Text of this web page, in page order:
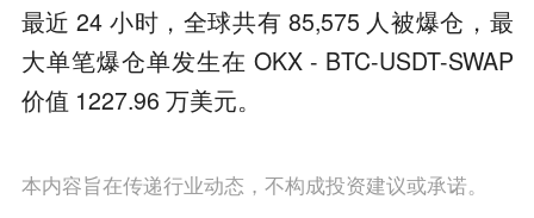
最近 24 小时，全球共有 85,575 人被爆仓，最
大单笔爆仓单发生在 OKX - BTC-USDT-SWAP
价值 1227.96 万美元。
本内容旨在传递行业动态，不构成投资建议或承诺。